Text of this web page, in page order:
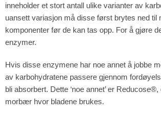
inneholder et stort antall ulike varianter av
uansett variasjon må disse først brytes ned til
komponenter før de kan tas opp. For å gjøre
enzymer.
Hvis disse enzymene har noe annet å jobbe
av karbohydratene passere gjennom
bli absorbert. Dette ‘noe annet’ er
morbær hvor bladene brukes.